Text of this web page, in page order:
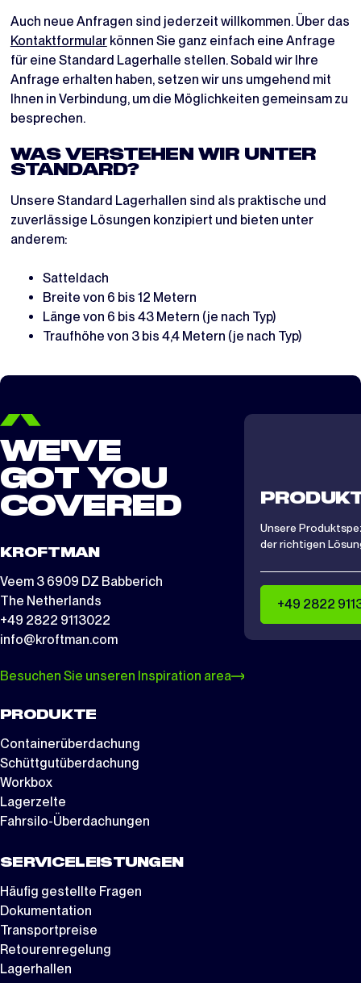
Auch neue Anfragen sind jederzeit willkommen. Über das
Kontaktformularkönnen Sie ganz einfach eine Anfrage
für eine Standard Lagerhalle stellen. Sobald wir Ihre
Anfrage erhalten haben, setzen wir uns umgehend mit
Ihnen in Verbindung, um die Möglichkeiten gemeinsam zu
besprechen.
WAS VERSTEHEN WIR UNTER
STANDARD?
Unsere Standard Lagerhallen sind als praktische und
zuverlässige Lösungen konzipiert und bieten unter
anderem:
Satteldach
Breite von 6 bis 12 Metern
Länge von 6 bis 43 Metern (je nach Typ)
Traufhöhe von 3 bis 4,4 Metern (je nach Typ)
WE'VE
GOT YOU
COVERED
KROFTMAN
Veem 3 6909 DZ Babberich
The Netherlands
+49 2822 9113022
info@kroftman.com
Besuchen Sie unseren Inspiration area
PRODUKTE
Containerüberdachung
Schüttgutüberdachung
Workbox
Lagerzelte
Fahrsilo-Überdachungen
SERVICELEISTUNGEN
Häufig gestellte Fragen
Dokumentation
Transportpreise
Retourenregelung
Lagerhallen
Unsere
der richtigen
+49 2822